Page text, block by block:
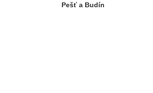
Pešť a Budín